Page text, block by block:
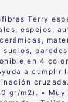
Terry
espejos,
suelos,
en 4
a cumplir
cruzada.
gr/m 2). • Muy